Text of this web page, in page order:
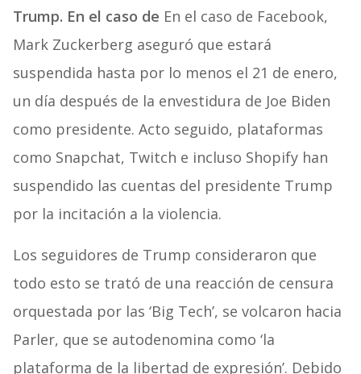
Trump. En el caso de En el caso de Facebook,
Mark Zuckerberg aseguró que estará
suspendida hasta por lo menos el 21 de enero,
un día después de la envestidura de Joe Biden
como presidente. Acto seguido, plataformas
como Snapchat, Twitch e incluso Shopify han
suspendido las cuentas del presidente Trump
por la incitación a la violencia.
Los seguidores de Trump consideraron que
todo esto se trató de una reacción de censura
orquestada por las ‘Big Tech’, se volcaron hacia
Parler, que se autodenomina como ‘la
plataforma de la libertad de expresión’. Debido